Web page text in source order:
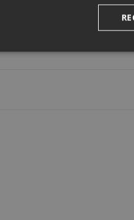
y Negocios, lanzada
los premios, y la